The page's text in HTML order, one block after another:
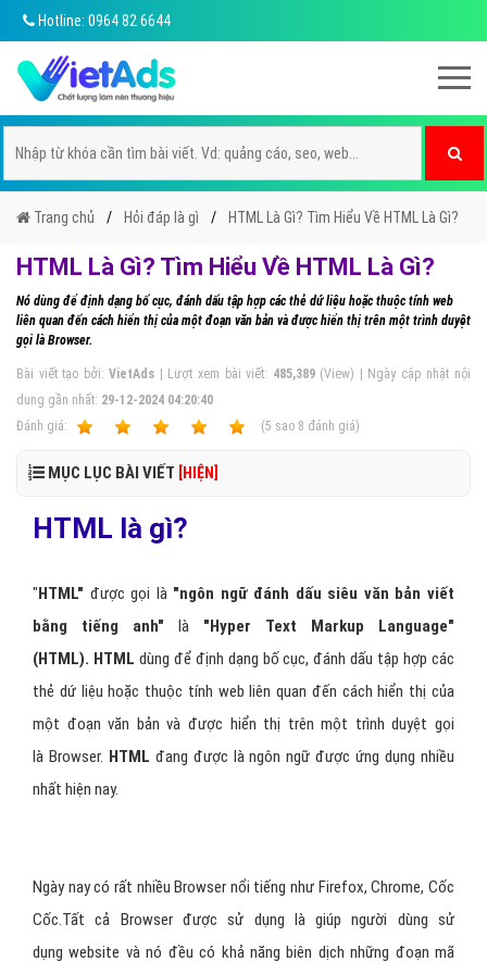
Hotline: 0964 82 6644
Trang chủ Hỏi đáp là gì HTML Là Gì? Tìm Hiểu Về HTML Là Gì?
HTML Là Gì? Tìm Hiểu Về HTML Là Gì?
Nó dùng để định dạng bố cục, đánh dấu tập hợp các thẻ dứ liệu hoặc thuộc tính web
liên quan đến cách hiển thị của một đoạn văn bản và được hiển thị trên một trình duyệt
gọi là Browser.
Bài viết tạo bởi:VietAds | Lượt xem bài viết: 485,389(View) | Ngày cập nhật nội
dung gần nhất: 29-12-2024 04:20:40
Ðánh giá:
(5 sao 8 đánh giá)
MỤC LỤC BÀI VIẾT [HIỆN]
HTML là gì?
"HTML" được gọi là "ngôn ngữ đánh dấu siêu văn bản viết
bằng tiếng anh" là "Hyper Text Markup Language"
(HTML). HTML dùng để định dạng bố cục, đánh dấu tập hợp các
thẻ dứ liệu hoặc thuộc tính web liên quan đến cách hiển thị của
một đoạn văn bản và được hiển thị trên một trình duyệt gọi
là Browser. HTML đang được là ngôn ngữ được ứng dụng nhiều
nhất hiện nay.
Ngày nay có rất nhiều Browser nổi tiếng như Firefox, Chrome, Cốc
Cốc.Tất cả Browser được sử dụng là giúp người dùng sử
dụng website và nó đều có khả năng biên dịch những đoạn mã